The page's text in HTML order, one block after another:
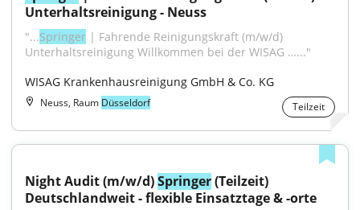
Unterhaltsreinigung - Neuss
"...Springer | Fahrende Reinigungskraft (m/w/d)
Unterhaltsreinigung Willkommen bei der WISAG …..."
WISAG Krankenhausreinigung GmbH & Co. KG
Neuss, Raum Düsseldorf Teilzeit
Night Audit (m/w/d) Springer (Teilzeit)
Deutschlandweit - flexible Einsatztage & -orte